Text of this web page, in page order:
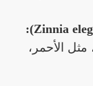
مثل الأحمر،